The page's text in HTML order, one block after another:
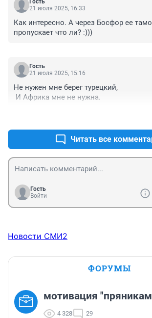
Гость
21 июля 2025, 16:33
Как интересно. А через Босфор ее
пропускает что ли? :)))
Гость
21 июля 2025, 15:16
Не нужен мне берег турецкий,
И Африка мне не нужна.
Читать все
Гость
Войти
Новости СМИ2
ФОРУМЫ
мотивация
4 328 29